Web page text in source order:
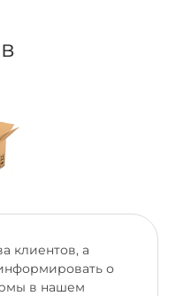
клиентов, а
о
в нашем